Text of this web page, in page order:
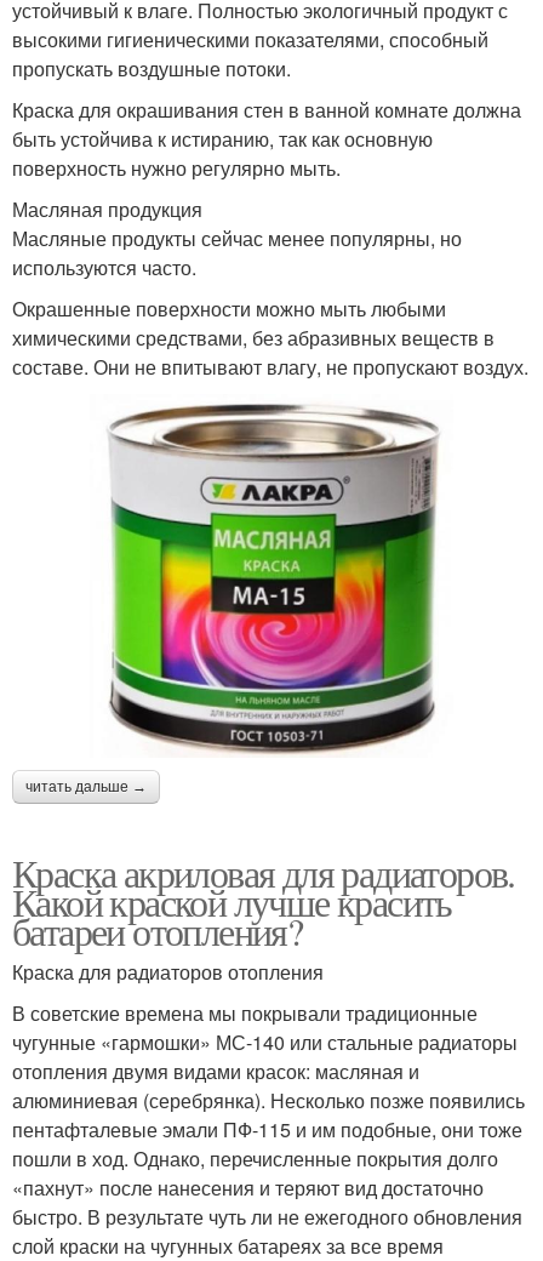
устойчивый к влаге. Полностью экологичный продукт с
высокими гигиеническими показателями, способный
пропускать воздушные потоки.
Краска для окрашивания стен в ванной комнате должна
быть устойчива к истиранию, так как основную
поверхность нужно регулярно мыть.
Масляная продукция
Масляные продукты сейчас менее популярны, но
используются часто.
Окрашенные поверхности можно мыть любыми
химическими средствами, без абразивных веществ в
составе. Они не впитывают влагу, не пропускают воздух.
читать дальше →
Краска акриловая для радиаторов.
Какой краской лучше красить
батареи отопления?
Краска для радиаторов отопления
В советские времена мы покрывали традиционные
чугунные «гармошки» МС-140 или стальные радиаторы
отопления двумя видами красок: масляная и
алюминиевая (серебрянка). Несколько позже появились
пентафталевые эмали ПФ-115 и им подобные, они тоже
пошли в ход. Однако, перечисленные покрытия долго
«пахнут» после нанесения и теряют вид достаточно
быстро. В результате чуть ли не ежегодного обновления
слой краски на чугунных батареях за все время